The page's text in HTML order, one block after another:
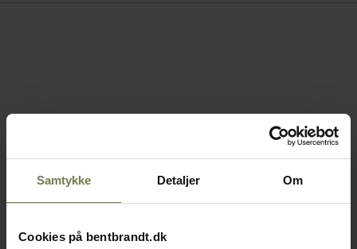
Samtykke Detaljer Om
Cookies på bentbrandt.dk